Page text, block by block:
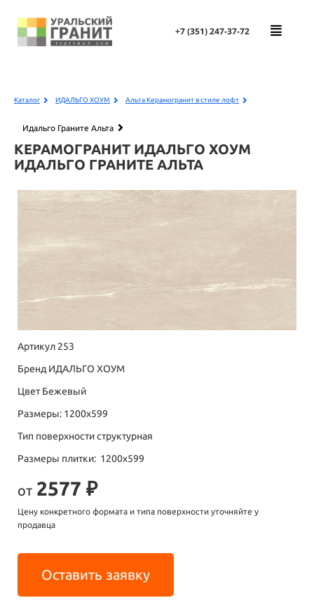
+7 (351)247-37-72
Каталог ИДАЛЬГО ХОУМ Альта Керамогранит в стиле лофт
Идальго Граните Альта
КЕРАМОГРАНИТ ИДАЛЬГО ХОУМ
ИДАЛЬГО ГРАНИТЕ АЛЬТА
Артикул 253
Бренд ИДАЛЬГО ХОУМ
Цвет Бежевый
Размеры: 1200х599
Тип поверхности структурная
Размеры плитки: 1200х599
от 2577 ₽
Цену конкретного формата и типа поверхности уточняйте у
продавца
Оставить заявку